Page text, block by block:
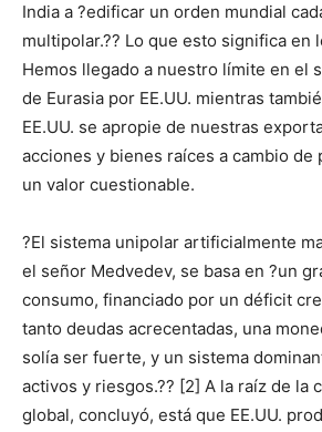
India a ?edificar un orden mundial
multipolar.?? Lo que esto significa en
Hemos llegado a nuestro límite en el
de Eurasia por EE.UU. mientras
EE.UU. se apropie de nuestras
acciones y bienes raíces a cambio de
un valor cuestionable.
?El sistema unipolar artificialmente
el señor Medvedev, se basa en ?un
consumo, financiado por un déficit
tanto deudas acrecentadas, una
solía ser fuerte, y un sistema
activos y riesgos.?? [2] A la raíz de la
global, concluyó, está que EE.UU.